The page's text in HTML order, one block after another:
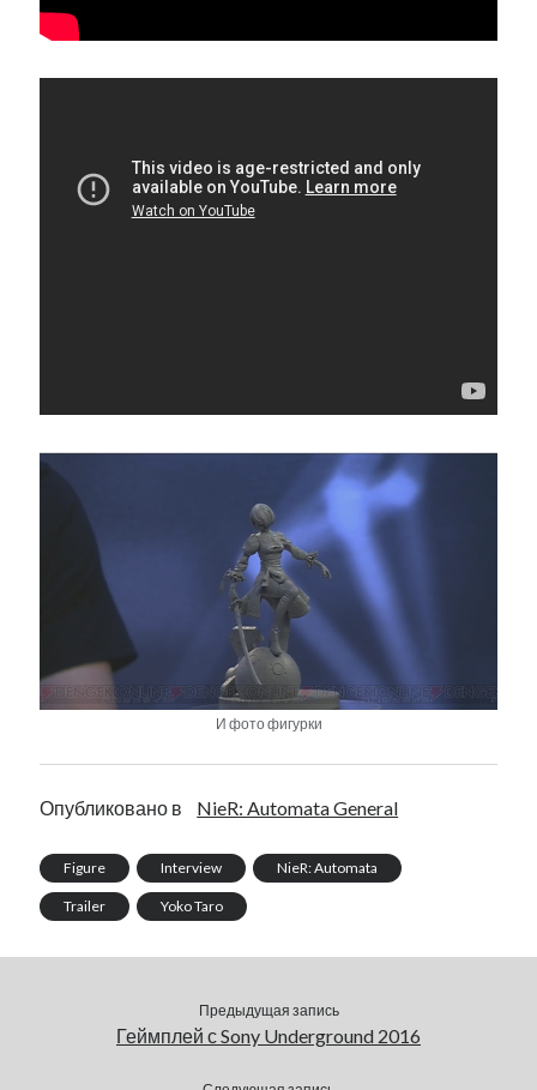
И фото фигурки
Опубликовано в NieR: Automata General
Figure Interview NieR: Automata
Trailer Yoko Taro
Предыдущая запись
Геймплей с Sony Underground 2016